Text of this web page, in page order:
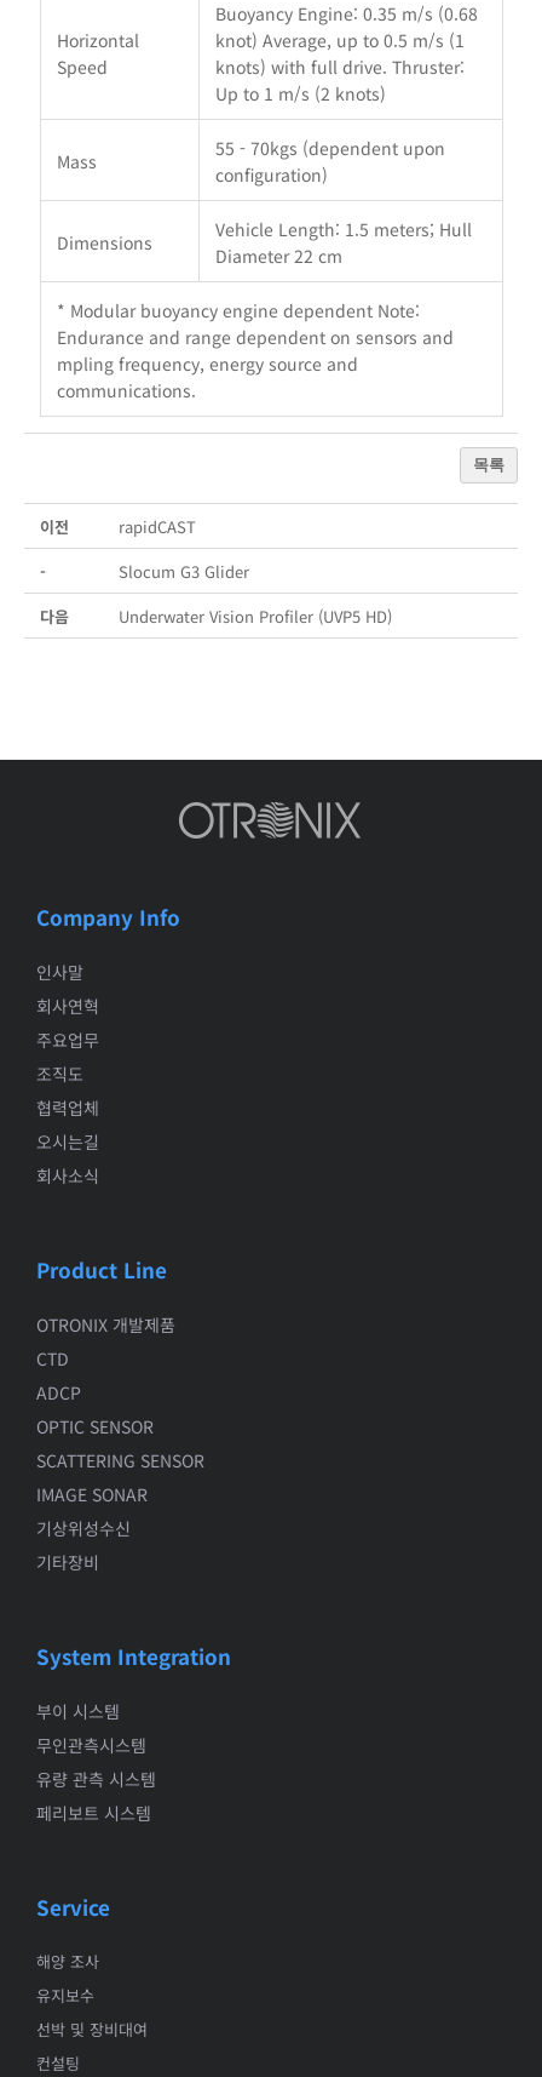
Horizontal
Speed
Buoyancy Engine: 0.35 m/s (0.68
knot) Average, up to 0.5 m/s (1
knots) with full drive. Thruster:
Up to 1 m/s (2 knots)
Mass
55 - 70kgs (dependent upon
configuration)
Dimensions
Vehicle Length: 1.5 meters; Hull
Diameter 22 cm
* Modular buoyancy engine dependent Note:
Endurance and range dependent on sensors and
mpling frequency, energy source and
communications.
목록
이전
rapidCAST
-
Slocum G3 Glider
다음
Underwater Vision Profiler (UVP5 HD)
Company Info
인사말
회사연혁
주요업무
조직도
협력업체
오시는길
회사소식
Product Line
OTRONIX 개발제품
CTD
ADCP
OPTIC SENSOR
SCATTERING SENSOR
IMAGE SONAR
기상위성수신
기타장비
System Integration
부이 시스템
무인관측시스템
유량 관측 시스템
페리보트 시스템
Service
해양 조사
유지보수
선박 및 장비대여
컨설팅